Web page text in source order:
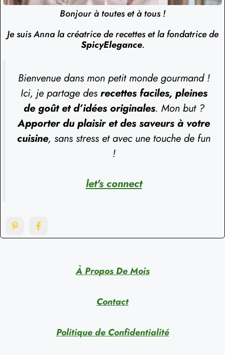
Bonjour à toutes et à tous !
Je suis Anna la créatrice de recettes et la fondatrice de
SpicyElegance.
Bienvenue dans mon petit monde gourmand !
Ici, je partage des recettes faciles, pleines
de goût et d’idées originales. Mon but ?
Apporter du plaisir et des saveurs à votre
cuisine, sans stress et avec une touche de fun
!
let's connect
À Propos De Mois
Contact
Politique de Confidentialité